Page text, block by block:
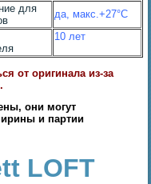
для
да, макс.+27°С
10 лет
от оригинала из-за
они могут
и партии
LOFT